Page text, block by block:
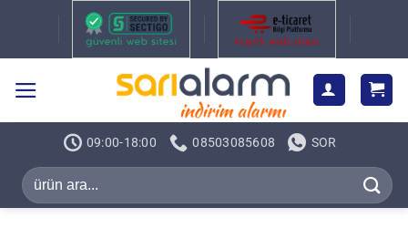
09:00-18:00 08503085608 SOR
Ara: